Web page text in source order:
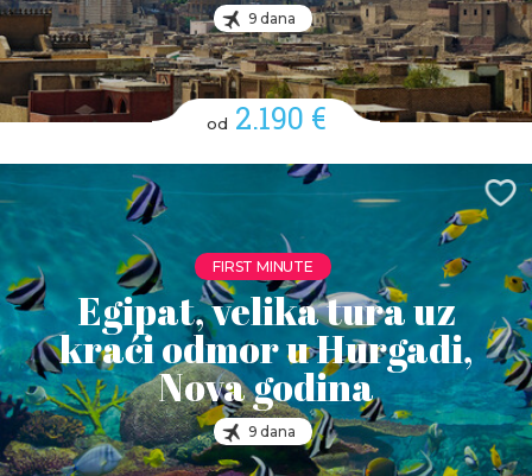
9 dana
od 2.190 €
FIRST MINUTE
Egipat, velika tura uz
kraći odmor u Hurgadi,
Nova godina
9 dana